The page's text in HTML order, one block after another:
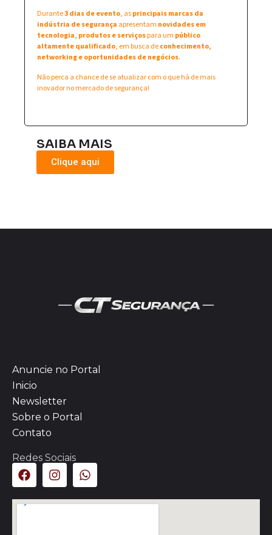
Durante3 dias de evento, asprincipais marcas da
indústria de segurança apresentam novidades em
tecnologia, produtos e serviçospara um público
altamente qualificado, em busca deconhecimento,
networking e oportunidades de negócios.
Não perca a chance de se atualizar com o que há de mais
inovador no mercado de segurança!
SAIBA MAIS
Clique aqui
Anuncie no Portal
Inicio
Newsletter
Sobre o Portal
Contato
Redes Sociais